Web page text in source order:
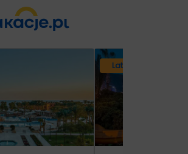
Lato 2026